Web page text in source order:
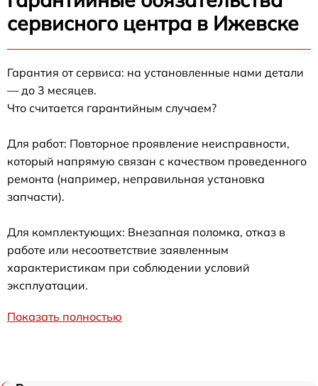
сервисного центра в Ижевске
Гарантия от сервиса: на установленные нами детали
— до 3 месяцев.
Что считается гарантийным случаем?
Для работ: Повторное проявление неисправности,
который напрямую связан с качеством проведенного
ремонта (например, неправильная установка
запчасти).
Для комплектующих: Внезапная поломка, отказ в
работе или несоответствие заявленным
характеристикам при соблюдении условий
эксплуатации.
Показать полностью